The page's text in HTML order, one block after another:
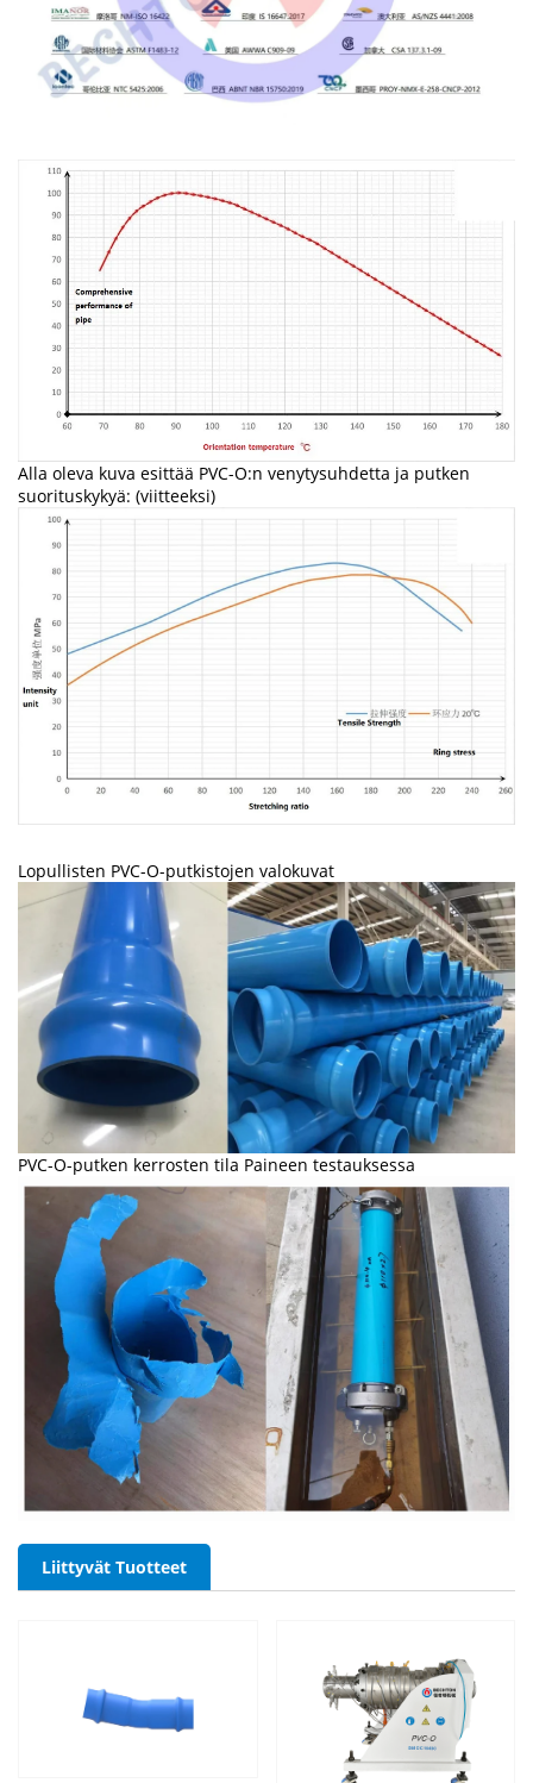
Alla oleva kuva esittää PVC-O:n venytysuhdetta ja putken
suorituskykyä: (viitteeksi)
Lopullisten PVC-O-putkistojen valokuvat
PVC-O-putken kerrosten tila Paineen testauksessa
Liittyvät Tuotteet